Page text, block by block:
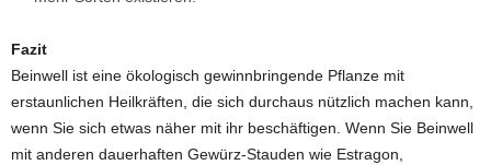
Fazit
Beinwell ist eine ökologisch gewinnbringende Pflanze mit
erstaunlichen Heilkräften, die sich durchaus nützlich machen kann,
wenn Sie sich etwas näher mit ihr beschäftigen. Wenn Sie Beinwell
mit anderen dauerhaften Gewürz-Stauden wie Estragon,